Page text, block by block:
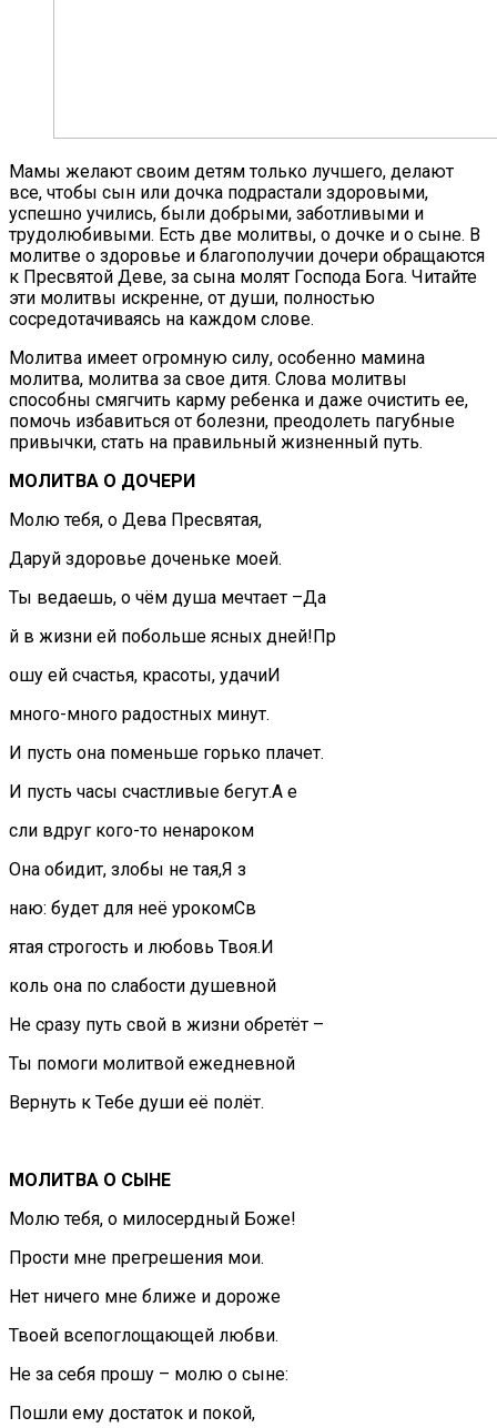
Мамы желают своим детям только лучшего, делают
все, чтобы сын или дочка подрастали здоровыми,
успешно учились, были добрыми, заботливыми и
трудолюбивыми. Есть две молитвы, о дочке и о сыне. В
молитве о здоровье и благополучии дочери обращаются
к Пресвятой Деве, за сына молят Господа Бога. Читайте
эти молитвы искренне, от души, полностью
сосредотачиваясь на каждом слове.
Молитва имеет огромную силу, особенно мамина
молитва, молитва за свое дитя. Слова молитвы
способны смягчить карму ребенка и даже очистить ее,
помочь избавиться от болезни, преодолеть пагубные
привычки, стать на правильный жизненный путь.
МОЛИТВА О ДОЧЕРИ
Молю тебя, о Дева Пресвятая,
Даруй здоровье доченьке моей.
Ты ведаешь, о чём душа мечтает –Да
й в жизни ей побольше ясных дней!Пр
ошу ей счастья, красоты, удачиИ
много-много радостных минут.
И пусть она поменьше горько плачет.
И пусть часы счастливые бегут.А е
сли вдруг кого-то ненароком
Она обидит, злобы не тая,Я з
наю: будет для неё урокомСв
ятая строгость и любовь Твоя.И
коль она по слабости душевной
Не сразу путь свой в жизни обретёт –
Ты помоги молитвой ежедневной
Вернуть к Тебе души её полёт.
МОЛИТВА О СЫНЕ
Молю тебя, о милосердный Боже!
Прости мне прегрешения мои.
Нет ничего мне ближе и дороже
Твоей всепоглощающей любви.
Не за себя прошу – молю о сыне:
Пошли ему достаток и покой,